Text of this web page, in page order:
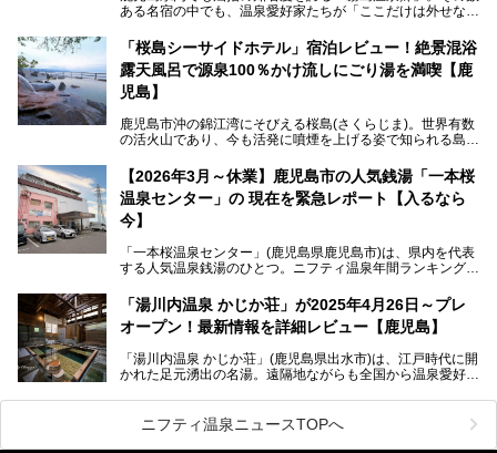
今回は「ちくりん温泉」の家族風呂・大衆風呂・宿泊施設に
ついて、徹底レビューします！
ある名宿の中でも、温泉愛好家たちが「ここだけは外せな
山荘）」です。
最大の魅力は、ここでしか体験できない絶妙なバランスの
「自噴混合泉」。今回は、その極上の湯を心ゆくまで堪能す
べく宿泊し、実際に感じたお湯のちからと宿の魅力を詳しく
レポートします。
また、気軽に立ち寄りたい方のための「日帰り入浴情報」も
併せて解説。温泉マニアをも唸らせる“生きたお湯”の正体に
迫ります。
「桜島シーサイドホテル」宿泊レビュー！絶景混浴
露天風呂で源泉100％かけ流しにごり湯を満喫【鹿
児島】
鹿児島市沖の錦江湾にそびえる桜島(さくらじま)。世界有数
の活火山であり、今も活発に噴煙を上げる姿で知られる島で
ートホテル。最大の魅力が、錦江湾に面した絶景混浴露天風
呂でしょう。源泉100％かけ流しのにごり湯は、多くの温泉
ファンを魅了する存在です。
今回筆者自ら宿泊。桜島シーサイドホテルの“温泉”はじめ、
食事やアクセスなど詳細レビューします。
【2026年3月～休業】鹿児島市の人気銭湯「一本桜
温泉センター」の 現在を緊急レポート【入るなら
今】
「一本桜温泉センター」(鹿児島県鹿児島市)は、県内を代表
する人気温泉銭湯のひとつ。ニフティ温泉年間ランキング2
営業なので、就寝前の入浴や寝起き一番の朝湯など利便性が
抜群！ 多くの常連客やファンでいつも賑わっています。し
かし建物の老朽化に伴い、2026年2月28日24時をもって休
は約2年後を予定しています。
「湯川内温泉 かじか荘」が2025年4月26日～プレ
オープン！最新情報を詳細レビュー【鹿児島】
「湯川内温泉 かじか荘」(鹿児島県出水市)は、江戸時代に開
かれた足元湧出の名湯。遠隔地ながらも全国から温泉愛好家
いえる存在です。2023年にいったん閉館しましたが、その
後経営が変わり、復旧作業を実施。2025年4月26日に日帰
り入浴施設としてプレオープンしました。
ニフティ温泉ニュースTOPへ